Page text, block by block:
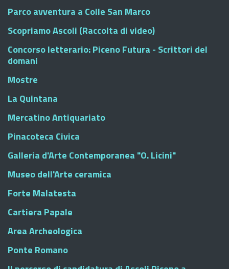
Parco avventura a Colle San Marco
Scopriamo Ascoli (Raccolta di video)
Concorso letterario: Piceno Futura - Scrittori del
domani
Mostre
La Quintana
Mercatino Antiquariato
Pinacoteca Civica
Galleria d'Arte Contemporanea "O. Licini"
Museo dell'Arte ceramica
Forte Malatesta
Cartiera Papale
Area Archeologica
Ponte Romano